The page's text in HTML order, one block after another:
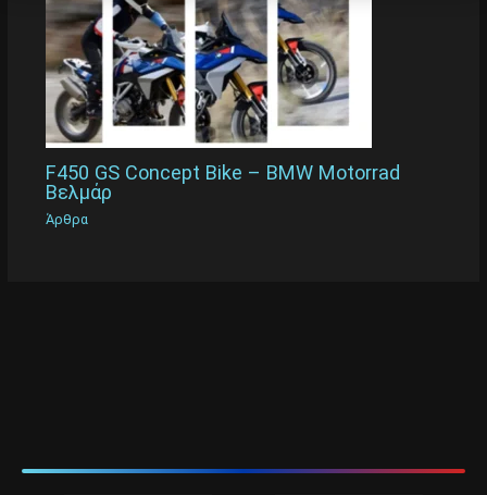
F450 GS Concept Bike – BMW Motorrad
Βελμάρ
Άρθρα